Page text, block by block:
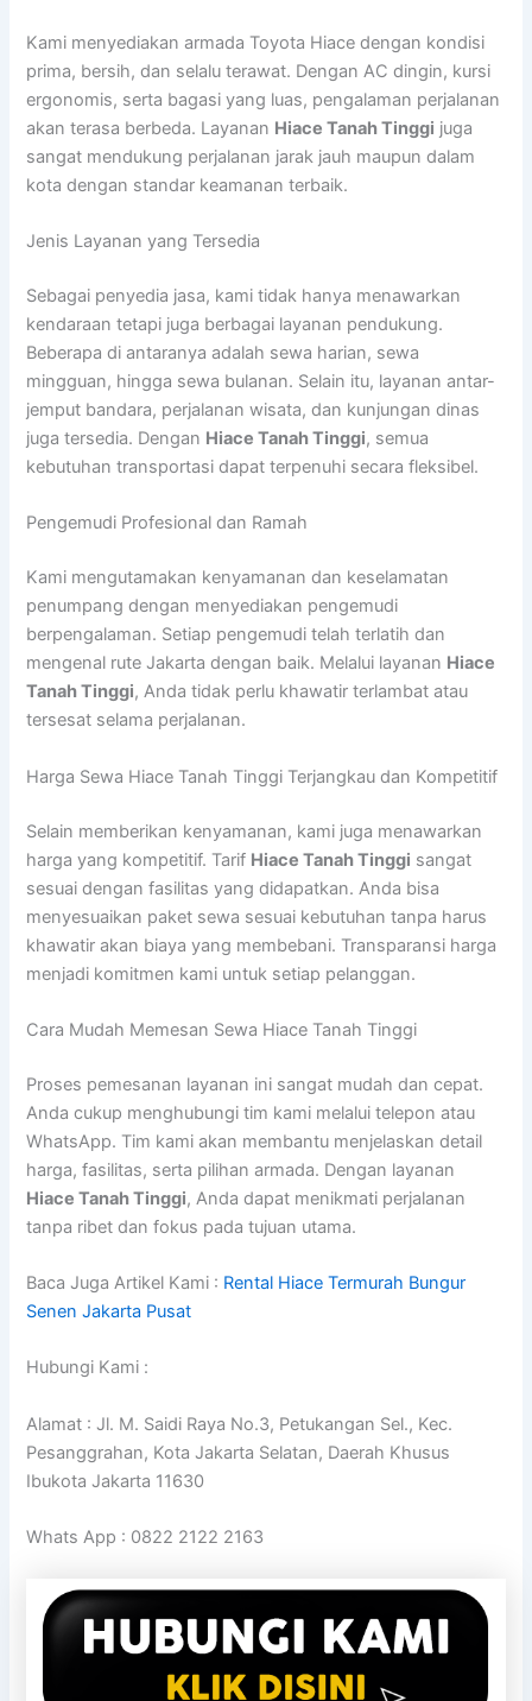
Kami menyediakan armada Toyota Hiace dengan kondisi
prima, bersih, dan selalu terawat. Dengan AC dingin, kursi
ergonomis, serta bagasi yang luas, pengalaman perjalanan
akan terasa berbeda. Layanan Hiace Tanah Tinggi juga
sangat mendukung perjalanan jarak jauh maupun dalam
kota dengan standar keamanan terbaik.
Jenis Layanan yang Tersedia
Sebagai penyedia jasa, kami tidak hanya menawarkan
kendaraan tetapi juga berbagai layanan pendukung.
Beberapa di antaranya adalah sewa harian, sewa
mingguan, hingga sewa bulanan. Selain itu, layanan antar-
jemput bandara, perjalanan wisata, dan kunjungan dinas
juga tersedia. Dengan Hiace Tanah Tinggi, semua
kebutuhan transportasi dapat terpenuhi secara fleksibel.
Pengemudi Profesional dan Ramah
Kami mengutamakan kenyamanan dan keselamatan
penumpang dengan menyediakan pengemudi
berpengalaman. Setiap pengemudi telah terlatih dan
mengenal rute Jakarta dengan baik. Melalui layanan Hiace
Tanah Tinggi, Anda tidak perlu khawatir terlambat atau
tersesat selama perjalanan.
Harga Sewa Hiace Tanah Tinggi Terjangkau dan Kompetitif
Selain memberikan kenyamanan, kami juga menawarkan
harga yang kompetitif. Tarif Hiace Tanah Tinggi sangat
sesuai dengan fasilitas yang didapatkan. Anda bisa
menyesuaikan paket sewa sesuai kebutuhan tanpa harus
khawatir akan biaya yang membebani. Transparansi harga
menjadi komitmen kami untuk setiap pelanggan.
Cara Mudah Memesan Sewa Hiace Tanah Tinggi
Proses pemesanan layanan ini sangat mudah dan cepat.
Anda cukup menghubungi tim kami melalui telepon atau
WhatsApp. Tim kami akan membantu menjelaskan detail
harga, fasilitas, serta pilihan armada. Dengan layanan
Hiace Tanah Tinggi, Anda dapat menikmati perjalanan
tanpa ribet dan fokus pada tujuan utama.
Baca Juga Artikel Kami : Rental Hiace Termurah Bungur
Senen Jakarta Pusat
Hubungi Kami :
Alamat : Jl. M. Saidi Raya No.3, Petukangan Sel., Kec.
Pesanggrahan, Kota Jakarta Selatan, Daerah Khusus
Ibukota Jakarta 11630
Whats App : 0822 2122 2163